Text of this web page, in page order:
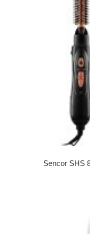
Sencor SHS